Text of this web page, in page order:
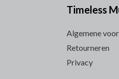
Timeless
Algemene
Retourneren
Privacy